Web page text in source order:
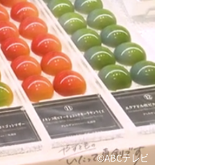
©️ABCテレビ